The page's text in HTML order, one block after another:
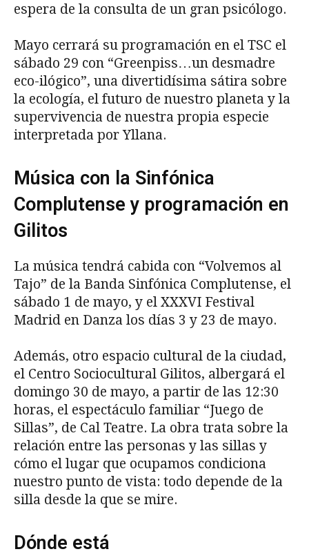
espera de la consulta de un gran psicólogo.
Mayo cerrará su programación en el TSC el
sábado 29 con “Greenpiss…un desmadre
eco-ilógico”, una divertidísima sátira sobre
la ecología, el futuro de nuestro planeta y la
supervivencia de nuestra propia especie
interpretada por Yllana.
Música con la Sinfónica
Complutense y programación en
Gilitos
La música tendrá cabida con “Volvemos al
Tajo” de la Banda Sinfónica Complutense, el
sábado 1 de mayo, y el XXXVI Festival
Madrid en Danza los días 3 y 23 de mayo.
Además, otro espacio cultural de la ciudad,
el Centro Sociocultural Gilitos, albergará el
domingo 30 de mayo, a partir de las 12:30
horas, el espectáculo familiar “Juego de
Sillas”, de Cal Teatre. La obra trata sobre la
relación entre las personas y las sillas y
cómo el lugar que ocupamos condiciona
nuestro punto de vista: todo depende de la
silla desde la que se mire.
Dónde está